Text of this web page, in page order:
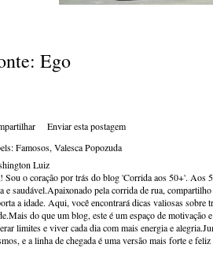
Ego
Enviar esta postagem
Famosos Valesca Popozuda
Luiz
Sou o coração por trás do blog 'Corrida aos 50+'. Aos
e saudável.Apaixonado pela corrida de rua,
a idade. Aqui, você encontrará dicas valiosas sobre
do que um blog, este é um espaço de motivação
limites e viver cada dia com mais energia e
e a linha de chegada é uma versão mais forte e